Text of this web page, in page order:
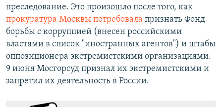
преследование. Это произошло после того, как
прокуратура Москвы потребовала признать Фонд
борьбы с коррупцией (внесен российскими
властями в список "иностранных агентов") и штабы
оппозиционера экстремистскими организациями.
9 июня Мосгорсуд признал их экстремистскими и
запретил их деятельность в России.